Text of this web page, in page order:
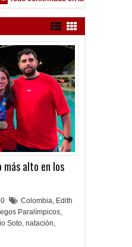
más alto en los
0 Colombia, Edith
Paralímpicos,
Soto, natación,